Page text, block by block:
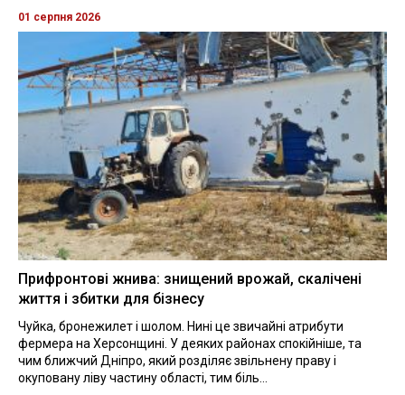
01 серпня 2026
Прифронтові жнива: знищений врожай, скалічені
життя і збитки для бізнесу
Чуйка, бронежилет і шолом. Нині це звичайні атрибути
фермера на Херсонщині. У деяких районах спокійніше, та
чим ближчий Дніпро, який розділяє звільнену праву і
окуповану ліву частину області, тим біль...